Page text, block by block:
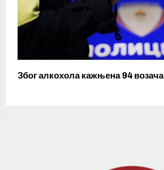
Због алкохола кажњена 94 возача